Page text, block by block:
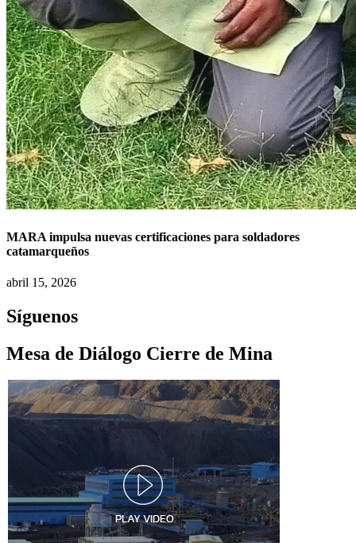
MARA impulsa nuevas certificaciones para soldadores
catamarqueños
abril 15, 2026
Síguenos
Mesa de Diálogo Cierre de Mina